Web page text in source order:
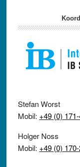
Stefan Worst
Mobil: +49 (0)
Holger Noss
Mobil: +49 (0)